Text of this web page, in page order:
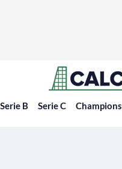
Serie B Serie C Champions